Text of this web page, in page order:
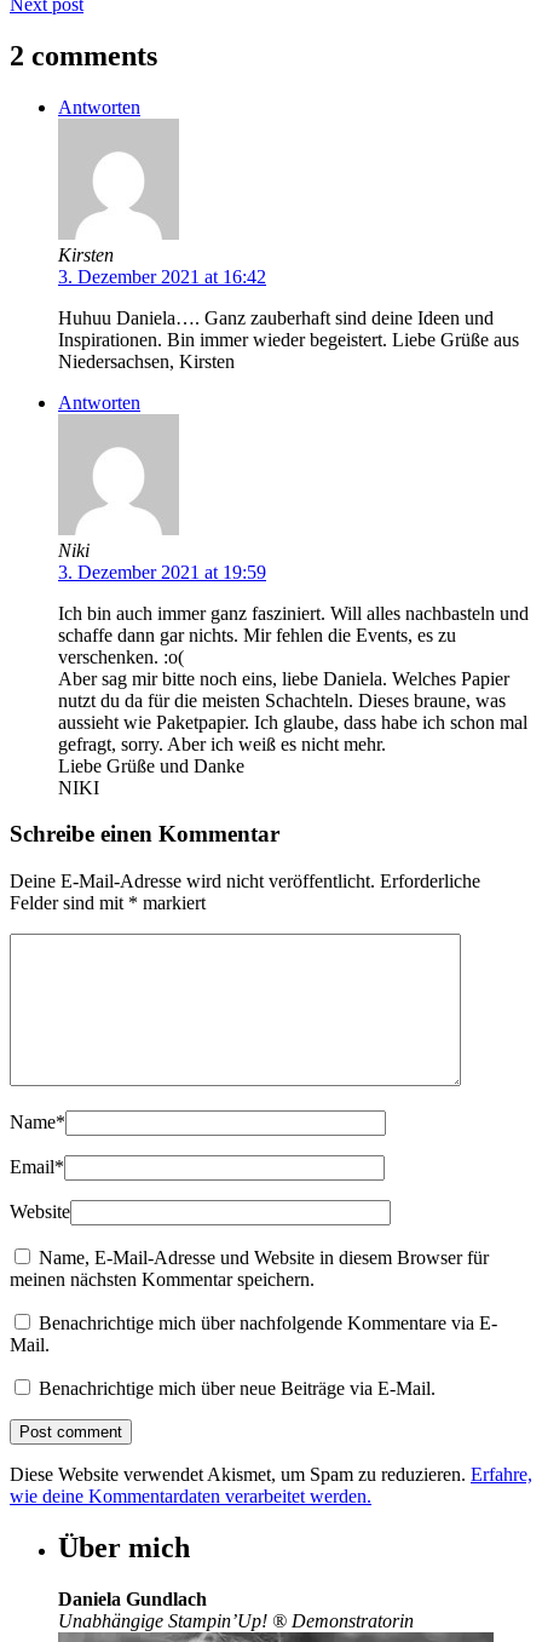
2 comments
Antworten
Kirsten
3. Dezember 2021 at 16:42
Huhuu Daniela…. Ganz zauberhaft sind deine Ideen und
Inspirationen. Bin immer wieder begeistert. Liebe Grüße aus
Niedersachsen, Kirsten
Antworten
Niki
3. Dezember 2021 at 19:59
Ich bin auch immer ganz fasziniert. Will alles nachbasteln und
schaffe dann gar nichts. Mir fehlen die Events, es zu
verschenken. :o(
Aber sag mir bitte noch eins, liebe Daniela. Welches Papier
nutzt du da für die meisten Schachteln. Dieses braune, was
aussieht wie Paketpapier. Ich glaube, dass habe ich schon mal
gefragt, sorry. Aber ich weiß es nicht mehr.
Liebe Grüße und Danke
NIKI
Schreibe einen Kommentar
Deine E-Mail-Adresse wird nicht veröffentlicht. Erforderliche
Felder sind mit * markiert
Name*
Email*
Website
Name, E-Mail-Adresse und Website in diesem Browser für
meinen nächsten Kommentar speichern.
Benachrichtige mich über nachfolgende Kommentare via E-
Mail.
Benachrichtige mich über neue Beiträge via E-Mail.
Diese Website verwendet Akismet, um Spam zu reduzieren. Erfahre,
wie deine Kommentardaten verarbeitet werden.
Über mich
Daniela Gundlach
Unabhängige Stampin’Up! ® Demonstratorin